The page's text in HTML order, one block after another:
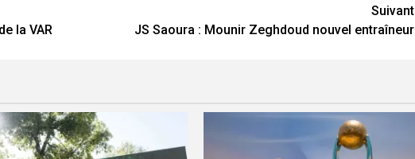
la VAR
Suivant
JS Saoura : Mounir Zeghdoud nouvel entraîneur